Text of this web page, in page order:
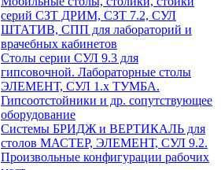
серий СЗТ ДРИМ, СЗТ 7.2, СУЛ
ШТАТИВ, СПП для лабораторий и
врачебных кабинетов
Столы серии СУЛ 9.3 для
гипсовочной. Лабораторные столы
ЭЛЕМЕНТ, СУЛ 1.х ТУМБА.
Гипсоотстойники и др. сопутствующее
оборудование
Системы БРИДЖ и ВЕРТИКАЛЬ для
столов МАСТЕР, ЭЛЕМЕНТ, СУЛ 9.2.
Произвольные конфигурации рабочих